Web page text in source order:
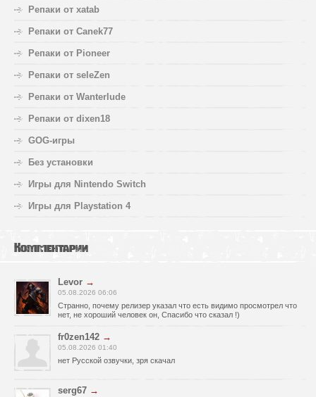
Репаки от xatab
Репаки от Canek77
Репаки от Pioneer
Репаки от seleZen
Репаки от Wanterlude
Репаки от dixen18
GOG-игры
Без установки
Игры для Nintendo Switch
Игры для Playstation 4
Комментарии
Levor →
05.08.2026 06:06
Странно, почему релизер указал что есть видимо просмотрел что
нет, не хороший человек он, Спасибо что сказал !)
fr0zen142 →
05.08.2026 01:40
нет Русской озвучки, зря скачал
serg67 →